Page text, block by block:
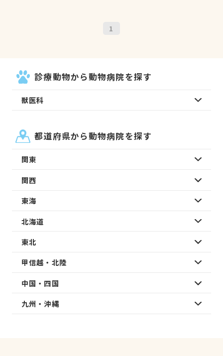
1
診療動物から動物病院を探す
獣医科
都道府県から動物病院を探す
関東
関西
東海
北海道
東北
甲信越・北陸
中国・四国
九州・沖縄